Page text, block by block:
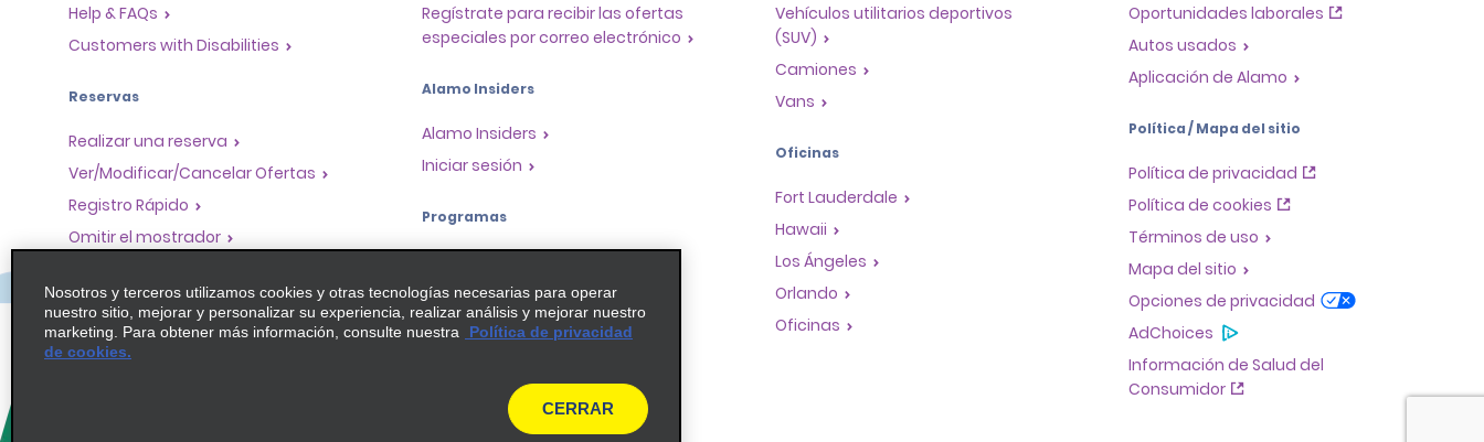
Help & FAQs
Customers with Disabilities
Reservas
Realizar una reserva
Ver/Modificar/Cancelar Ofertas
Registro Rápido
Omitir el mostrador
Alquiler de autos solo de ida
Regístrate para recibir las ofertas
especiales por correo electrónico
Alamo Insiders
Alamo Insiders
Iniciar sesión
Programas
socios
Oportunidades de franquicias
globales
Operadores de guía
Vehículos utilitarios deportivos
(SUV)
Camiones
Vans
Oficinas
Fort Lauderdale
Hawaii
Los Ángeles
Orlando
Oficinas
Oportunidades laborales
Autos usados
Aplicación de Alamo
Política / Mapa del sitio
Política de privacidad
Política de cookies
Términos de uso
Mapa del sitio
Opciones de privacidad
AdChoices
Información de Salud del
Consumidor
Nosotros y terceros utilizamos cookies y otras tecnologías necesarias para operar
nuestro sitio, mejorar y personalizar su experiencia, realizar análisis y mejorar nuestro
marketing. Para obtener más información, consulte nuestra
Política de privacidad
de cookies.
CERRAR